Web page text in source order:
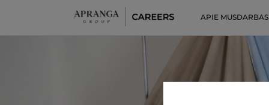
APIE MUS